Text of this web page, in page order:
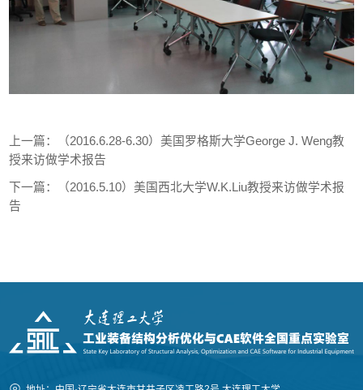
上一篇：
（2016.6.28-6.30）美国罗格斯大学George J. Weng教
授来访做学术报告
下一篇：
（2016.5.10）美国西北大学W.K.Liu教授来访做学术报
告